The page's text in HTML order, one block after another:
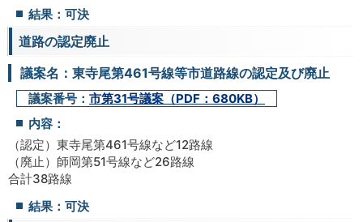
結果：可決
道路の認定廃止
議案名：東寺尾第461号線等市道路線の認定及び廃止
議案番号： 市第31号議案（PDF：680KB）
内容：
（認定）東寺尾第461号線など12路線
（廃止）師岡第51号線など26路線
合計38路線
結果：可決